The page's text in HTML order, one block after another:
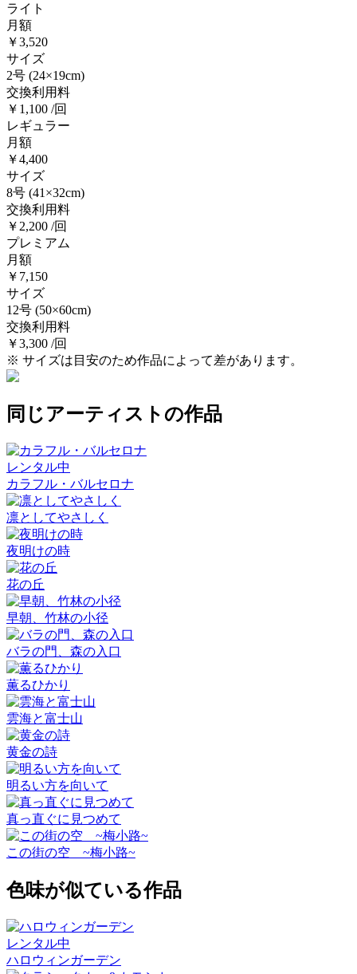
ライト
月額
￥3,520
サイズ
2号 (24×19cm)
交換利用料
￥1,100 /回
レギュラー
月額
￥4,400
サイズ
8号 (41×32cm)
交換利用料
￥2,200 /回
プレミアム
月額
￥7,150
サイズ
12号 (50×60cm)
交換利用料
￥3,300 /回
※ サイズは目安のため作品によって差があります。
同じアーティストの作品
レンタル中
カラフル・バルセロナ
凛としてやさしく
夜明けの時
花の丘
早朝、竹林の小径
バラの門、森の入口
薫るひかり
雲海と富士山
黄金の詩
明るい方を向いて
真っ直ぐに見つめて
この街の空 ~梅小路~
色味が似ている作品
レンタル中
ハロウィンガーデン